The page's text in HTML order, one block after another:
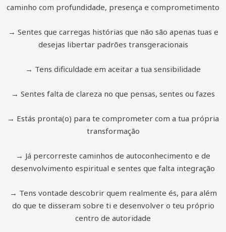
caminho com profundidade, presença e comprometimento
→ Sentes que carregas histórias que não são apenas tuas e
desejas libertar padrões transgeracionais
→ Tens dificuldade em aceitar a tua sensibilidade
→ Sentes falta de clareza no que pensas, sentes ou fazes
→ Estás pronta(o) para te comprometer com a tua própria
transformação
→ Já percorreste caminhos de autoconhecimento e de
desenvolvimento espiritual e sentes que falta integração
→ Tens vontade descobrir quem realmente és, para além
do que te disseram sobre ti e desenvolver o teu próprio
centro de autoridade